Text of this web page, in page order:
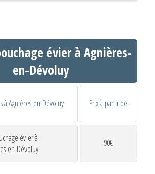
évier à Agnières-
en-Dévoluy
à Agnières-en-Dévoluy Prix à partir de
évier à
en-Dévoluy
90€